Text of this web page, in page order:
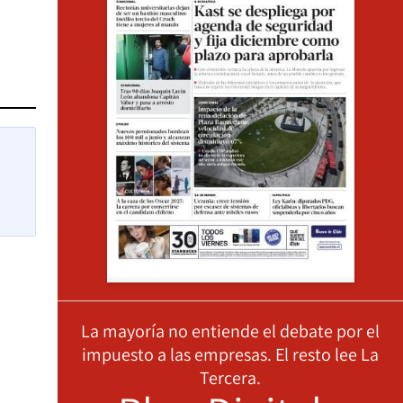
La mayoría no entiende el debate por el
impuesto a las empresas. El resto lee La
Tercera.